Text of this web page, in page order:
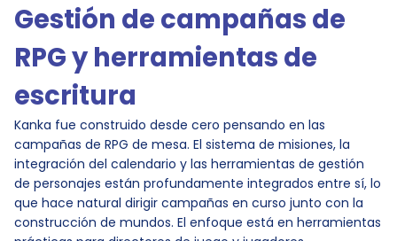
Gestión de campañas de
RPG y herramientas de
escritura
Kanka fue construido desde cero pensando en las
campañas de RPG de mesa. El sistema de misiones, la
integración del calendario y las herramientas de gestión
de personajes están profundamente integrados entre sí, lo
que hace natural dirigir campañas en curso junto con la
construcción de mundos. El enfoque está en herramientas